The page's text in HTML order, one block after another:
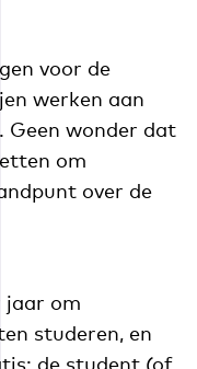
voor de
werken aan
Geen wonder dat
om
over de
jaar om
studeren, en
de student (of